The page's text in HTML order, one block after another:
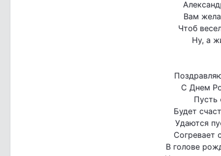
Вам
Чтоб
Ну, а
С Днем
Пусть
Будет
Удаются
Согревает
В голове